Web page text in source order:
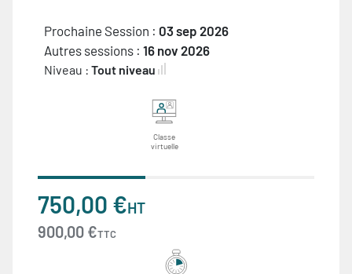
Prochaine Session : 03 sep 2026
Autres sessions : 16 nov 2026
Niveau : Tout niveau
Classe
virtuelle
750,00 €HT
900,00 €TTC